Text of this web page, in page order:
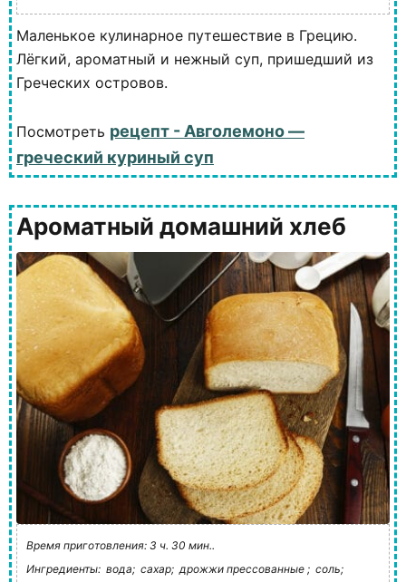
Маленькое кулинарное путешествие в Грецию.
Лёгкий, ароматный и нежный суп, пришедший из
Греческих островов.
Посмотреть рецепт - Авголемоно —
греческий куриный суп
Ароматный домашний хлеб
Время приготовления: 3 ч. 30 мин..
Ингредиенты: вода; сахар; дрожжи прессованные ; соль;